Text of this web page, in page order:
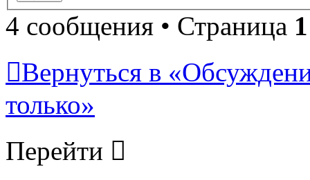
4 сообщения • Страница 1
Вернуться в
только»
Перейти